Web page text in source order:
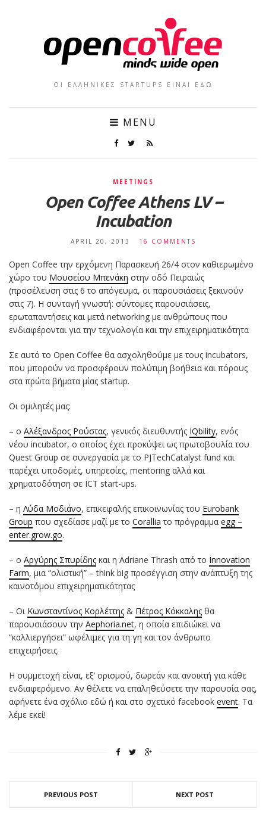
ΟΙ ΕΛΛΗΝΙΚΕΣ STARTUPS ΕΙΝΑΙ ΕΔΩ
MENU
MEETINGS
Open Coffee Athens LV –
Incubation
APRIL 20, 2013 16 COMMENTS
Open Coffee την ερχόμενη Παρασκευή 26/4 στον καθιερωμένο
χώρο του Μουσείου Μπενάκη στην οδό Πειραιώς
(προσέλευση στις 6 το απόγευμα, οι παρουσιάσεις ξεκινούν
στις 7). Η συνταγή γνωστή: σύντομες παρουσιάσεις,
ερωταπαντήσεις και μετά networking με ανθρώπους που
ενδιαφέρονται για την τεχνολογία και την επιχειρηματικότητα
Σε αυτό το Open Coffee θα ασχοληθούμε με τους incubators,
που μπορούν να προσφέρουν πολύτιμη βοήθεια και πόρους
στα πρώτα βήματα μίας startup.
Οι ομιλητές μας:
– ο Αλέξανδρος Ρούστας, γενικός διευθυντής IQbility, ενός
νέου incubator, ο οποίος έχει προκύψει ως πρωτοβουλία του
Quest Group σε συνεργασία με το PJTechCatalyst fund και
παρέχει υποδομές, υπηρεσίες, mentoring αλλά και
χρηματοδότηση σε ICT start-ups.
– η Λύδα Μοδιάνο, επικεφαλής επικοινωνίας του Eurobank
Group που σχεδίασε μαζί με το Corallia το πρόγραμμα egg –
enter.grow.go.
– ο Αργύρης Σπυρίδης και η Adriane Thrash από το Innovation
Farm, μια “ολιστική” – think big προσέγγιση στην ανάπτυξη της
καινοτόμου επιχειρηματικότητας
– Οι Κωνσταντίνος Κορλέττης & Πέτρος Κόκκαλης θα
παρουσιάσουν την Aephoria.net, η οποία επιδιώκει να
“καλλιεργήσει” ωφέλιμες για τη γη και τον άνθρωπο
επιχειρήσεις.
Η συμμετοχή είναι, εξ’ ορισμού, δωρεάν και ανοικτή για κάθε
ενδιαφερόμενο. Αν θέλετε να επαληθεύσετε την παρουσία σας,
αφήνετε ένα σχόλιο εδώ ή και στο σχετικό facebook event. Τα
λέμε εκεί!
PREVIOUS POST NEXT POST